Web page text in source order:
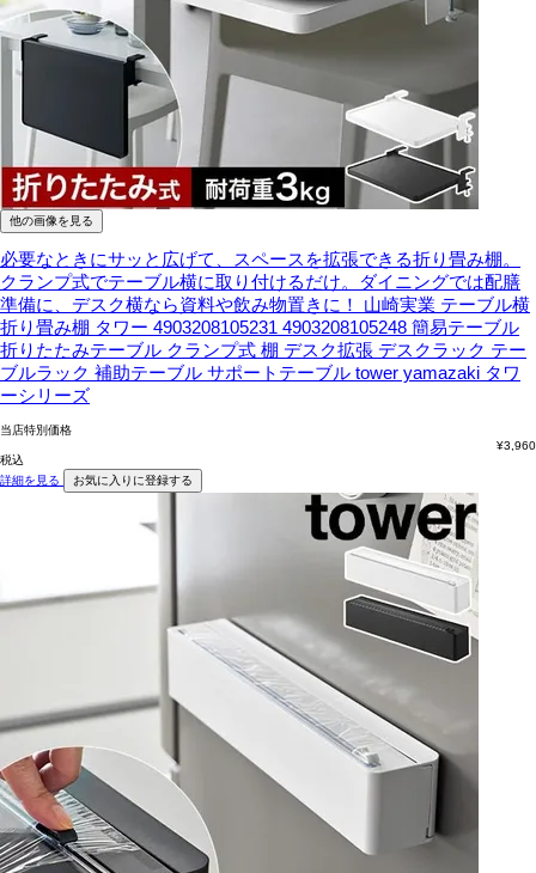
他の画像を見る
必要なときにサッと広げて、スペースを拡張できる折り畳み棚。
クランプ式でテーブル横に取り付けるだけ。ダイニングでは配膳
準備に、デスク横なら資料や飲み物置きに！
山崎実業 テーブル横
折り畳み棚 タワー 4903208105231 4903208105248 簡易テーブル
折りたたみテーブル クランプ式 棚 デスク拡張 デスクラック テー
ブルラック 補助テーブル サポートテーブル tower yamazaki タワ
ーシリーズ
当店特別価格
¥3,960
税込
詳細を見る
お気に入りに登録する